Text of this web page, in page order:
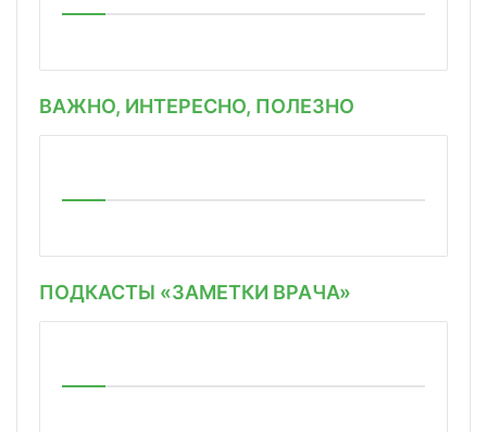
ВАЖНО, ИНТЕРЕСНО, ПОЛЕЗНО
ПОДКАСТЫ «ЗАМЕТКИ ВРАЧА»